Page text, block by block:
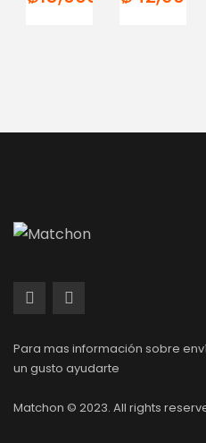
Para mas información sobre
un gusto ayudarte
Matchon © 2023. All rights